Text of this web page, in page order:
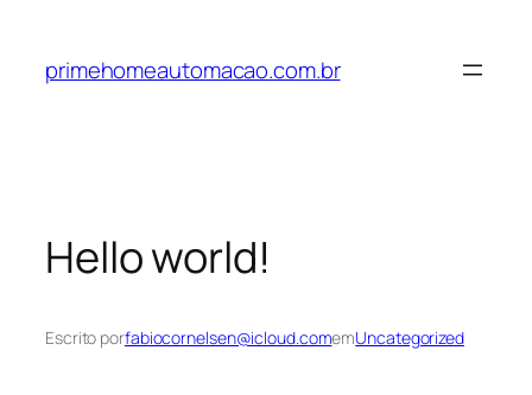
primehomeautomacao.com.br
Hello world!
Escrito porfabiocornelsen@icloud.comemUncategorized